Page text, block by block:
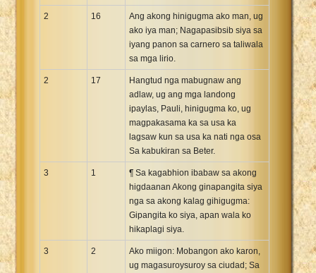
2 16
Ang akong hinigugma ako man, ug
ako iya man; Nagapasibsib siya sa
iyang panon sa carnero sa taliwala
sa mga lirio.
2 17
Hangtud nga mabugnaw ang
adlaw, ug ang mga landong
ipaylas, Pauli, hinigugma ko, ug
magpakasama ka sa usa ka
lagsaw kun sa usa ka nati nga osa
Sa kabukiran sa Beter.
3 1
¶ Sa kagabhion ibabaw sa akong
higdaanan Akong ginapangita siya
nga sa akong kalag gihigugma:
Gipangita ko siya, apan wala ko
hikaplagi siya.
3 2
Ako miigon: Mobangon ako karon,
ug magasuroysuroy sa ciudad; Sa